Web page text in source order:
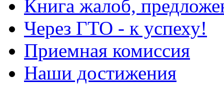
Книга жалоб,
Через ГТО - к успеху!
Приемная комиссия
Наши достижения